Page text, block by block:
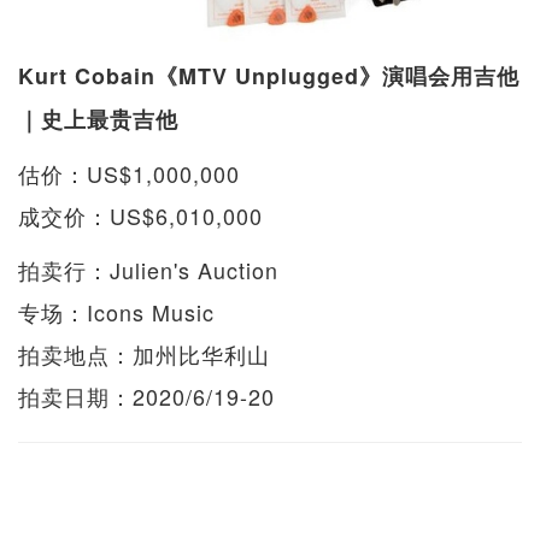
Kurt Cobain《MTV Unplugged》演唱会用吉他
｜史上最贵吉他
估价：US$1,000,000
成交价：US$6,010,000
拍卖行：Julien's Auction
专场：Icons Music
拍卖地点：加州比华利山
拍卖日期：2020/6/19-20